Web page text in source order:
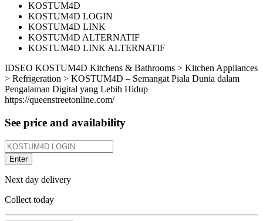
KOSTUM4D
KOSTUM4D LOGIN
KOSTUM4D LINK
KOSTUM4D ALTERNATIF
KOSTUM4D LINK ALTERNATIF
IDSEO KOSTUM4D Kitchens & Bathrooms > Kitchen Appliances
> Refrigeration > KOSTUM4D – Semangat Piala Dunia dalam
Pengalaman Digital yang Lebih Hidup
https://queenstreetonline.com/
See price and availability
Enter
Next day delivery
Collect today